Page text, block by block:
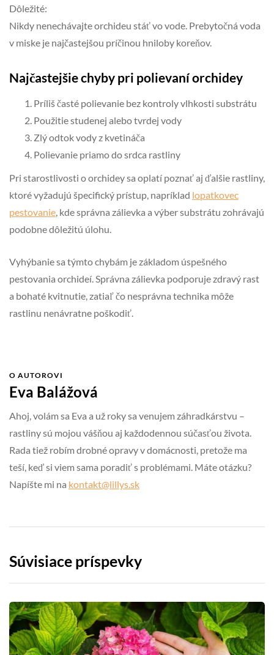
Dôležité:
Nikdy nenechávajte orchideu stáť vo vode. Prebytočná voda
v miske je najčastejšou príčinou hniloby koreňov.
Najčastejšie chyby pri polievaní orchidey
Príliš časté polievanie bez kontroly vlhkosti substrátu
Použitie studenej alebo tvrdej vody
Zlý odtok vody z kvetináča
Polievanie priamo do srdca rastliny
Pri starostlivosti o orchidey sa oplatí poznať aj ďalšie rastliny,
ktoré vyžadujú špecifický prístup, napríklad lopatkovec
pestovanie, kde správna zálievka a výber substrátu zohrávajú
podobne dôležitú úlohu.
Vyhýbanie sa týmto chybám je základom úspešného
pestovania orchideí. Správna zálievka podporuje zdravý rast
a bohaté kvitnutie, zatiaľ čo nesprávna technika môže
rastlinu nenávratne poškodiť.
O AUTOROVI
Eva Balážová
Ahoj, volám sa Eva a už roky sa venujem záhradkárstvu –
rastliny sú mojou vášňou aj každodennou súčasťou života.
Rada tiež robím drobné opravy v domácnosti, pretože ma
teší, keď si viem sama poradiť s problémami. Máte otázku?
Napíšte mi na kontakt@lillys.sk
Súvisiace príspevky